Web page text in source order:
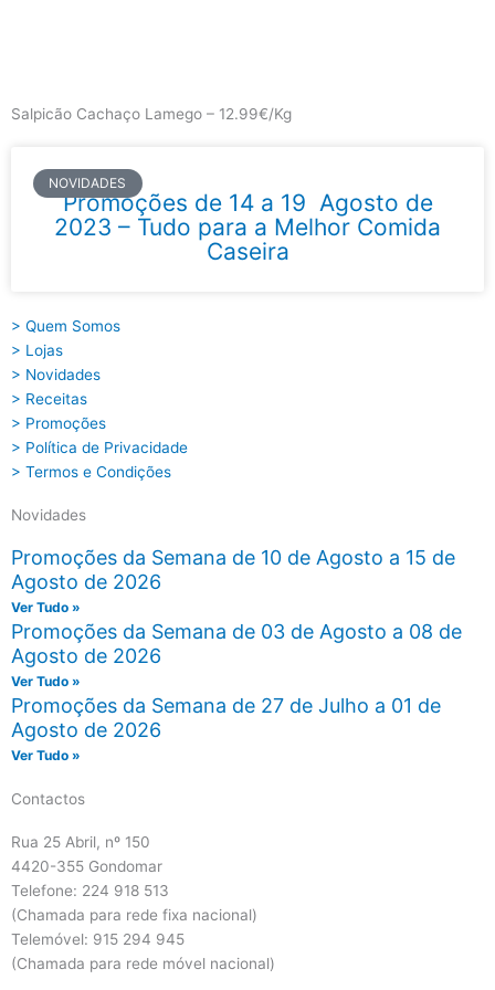
Salpicão Cachaço Lamego – 12.99€/Kg
NOVIDADES
Promoções de 14 a 19 Agosto de
2023 – Tudo para a Melhor Comida
Caseira
> Quem Somos
> Lojas
> Novidades
> Receitas
> Promoções
> Política de Privacidade
> Termos e Condições
Novidades
Promoções da Semana de 10 de Agosto a 15 de
Agosto de 2026
Ver Tudo »
Promoções da Semana de 03 de Agosto a 08 de
Agosto de 2026
Ver Tudo »
Promoções da Semana de 27 de Julho a 01 de
Agosto de 2026
Ver Tudo »
Contactos
Rua 25 Abril, nº 150
4420-355 Gondomar
Telefone: 224 918 513
(Chamada para rede fixa nacional)
Telemóvel: 915 294 945
(Chamada para rede móvel nacional)